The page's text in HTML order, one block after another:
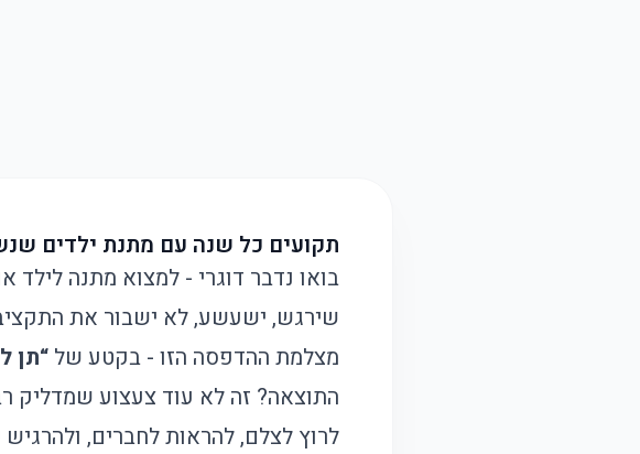
תקועים כל שנה עם מתנת ילדים
שירגש, ישעשע, לא ישבור את
מצלמת ההדפסה הזו - בקטע של “תן
התוצאה? זה לא עוד צעצוע שמדליק
לרוץ לצלם, להראות לחברים,